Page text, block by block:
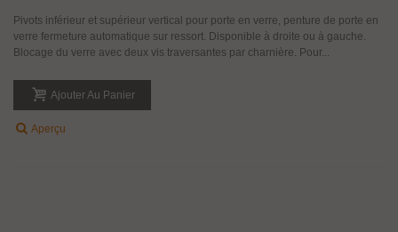
Pivots inférieur et supérieur vertical pour porte en verre, penture de porte en
verre fermeture automatique sur ressort. Disponible à droite ou à gauche.
Blocage du verre avec deux vis traversantes par charnière. Pour...
Ajouter Au Panier
Aperçu